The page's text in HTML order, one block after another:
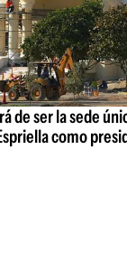
de ser la sede
como